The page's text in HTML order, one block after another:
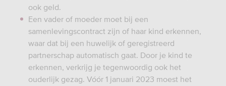
ook geld.
Een vader of moeder moet bij een
samenlevingscontract zijn of haar kind erkennen,
waar dat bij een huwelijk of geregistreerd
partnerschap automatisch gaat. Door je kind te
erkennen, verkrijg je tegenwoordig ook het
ouderlijk gezag. Vóór 1 januari 2023 moest het